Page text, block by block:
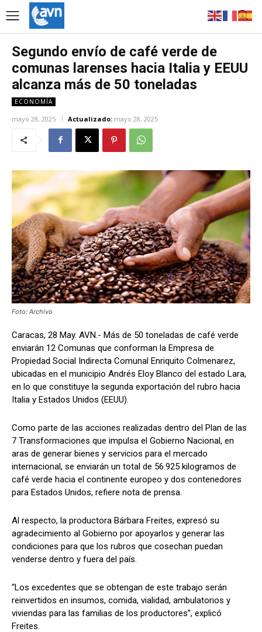
Segundo envío de café verde de
comunas larenses hacia Italia y EEUU
alcanza más de 50 toneladas
ECONOMÍA
mayo 28, 2025 Actualizado: mayo 28, 2025
Foto: Archivo
Caracas, 28 May. AVN.- Más de 50 toneladas de café verde
enviarán 12 Comunas que conforman la Empresa de
Propiedad Social Indirecta Comunal Enriquito Colmenarez,
ubicadas en el municipio Andrés Eloy Blanco del estado Lara,
en lo que constituye la segunda exportación del rubro hacia
Italia y Estados Unidos (EEUU).
Como parte de las acciones realizadas dentro del Plan de las
7 Transformaciones que impulsa el Gobierno Nacional, en
aras de generar bienes y servicios para el mercado
internacional, se enviarán un total de 56.925 kilogramos de
café verde hacia el continente europeo y dos contenedores
para Estados Unidos, refiere nota de prensa.
Al respecto, la productora Bárbara Freites, expresó su
agradecimiento al Gobierno por apoyarlos y generar las
condiciones para que los rubros que cosechan puedan
venderse dentro y fuera del país.
“Los excedentes que se obtengan de este trabajo serán
reinvertidos en insumos, comida, vialidad, ambulatorios y
viviendas para las familias de los productores”, explicó
Freites.